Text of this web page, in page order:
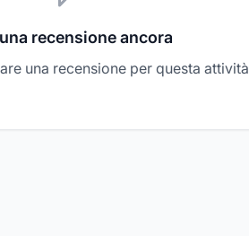
recensione ancora
una recensione per questa attività